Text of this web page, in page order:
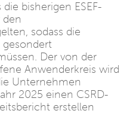
die bisherigen ESEF-
sodass die
gesondert
Der von der
Anwenderkreis wird
Unternehmen
2025 einen CSRD-
erstellen